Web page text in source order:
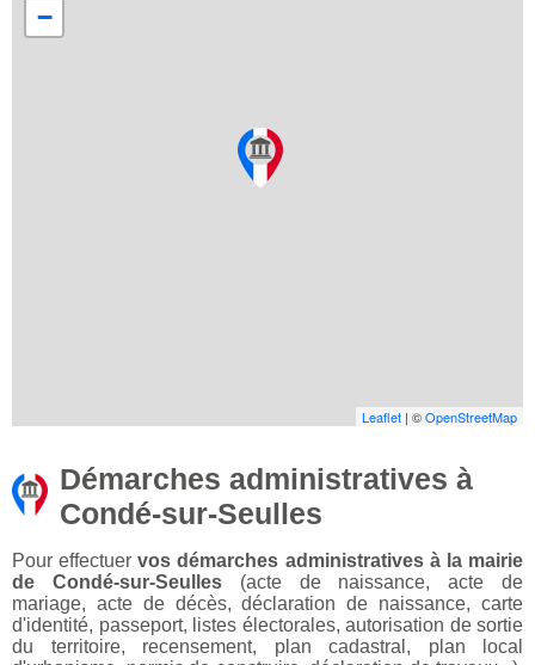
−
Leaflet | ©OpenStreetMap
Démarches administratives à
Condé-sur-Seulles
Pour effectuervos démarches administratives à la mairie
de Condé-sur-Seulles(acte de naissance, acte de
mariage, acte de décès, déclaration de naissance, carte
d'identité, passeport, listes électorales, autorisation de sortie
du territoire, recensement, plan cadastral, plan local